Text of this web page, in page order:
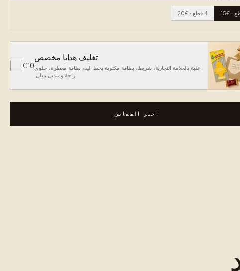
·
€15 4 قطع ·
€20
تغليف هدايا مخصص
علبة بالعلامة التجارية، شريط، بطاقة مكتوبة بخط اليد، بطاقة معطرة، حلوى
راحة ومنديل مبلل.
€10
اختر المقاس